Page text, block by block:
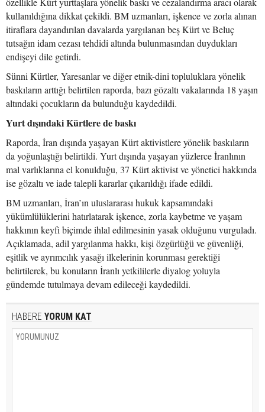
kullanıldığına dikkat çekildi. BM uzmanları, işkence ve zorla alınan
itiraflara dayandırılan davalarda yargılanan beş Kürt ve Beluç
tutsağın idam cezası tehdidi altında bulunmasından duydukları
endişeyi dile getirdi.
Sünni Kürtler, Yaresanlar ve diğer etnik-dini topluluklara yönelik
baskıların arttığı belirtilen raporda, bazı gözaltı vakalarında 18 yaşın
altındaki çocukların da bulunduğu kaydedildi.
Yurt dışındaki Kürtlere de baskı
Raporda, İran dışında yaşayan Kürt aktivistlere yönelik baskıların
da yoğunlaştığı belirtildi. Yurt dışında yaşayan yüzlerce İranlının
mal varlıklarına el konulduğu, 37 Kürt aktivist ve yönetici hakkında
ise gözaltı ve iade talepli kararlar çıkarıldığı ifade edildi.
BM uzmanları, İran’ın uluslararası hukuk kapsamındaki
yükümlülüklerini hatırlatarak işkence, zorla kaybetme ve yaşam
hakkının keyfi biçimde ihlal edilmesinin yasak olduğunu vurguladı.
Açıklamada, adil yargılanma hakkı, kişi özgürlüğü ve güvenliği,
eşitlik ve ayrımcılık yasağı ilkelerinin korunması gerektiği
belirtilerek, bu konuların İranlı yetkililerle diyalog yoluyla
gündemde tutulmaya devam edileceği kaydedildi.
HABERE YORUM KAT